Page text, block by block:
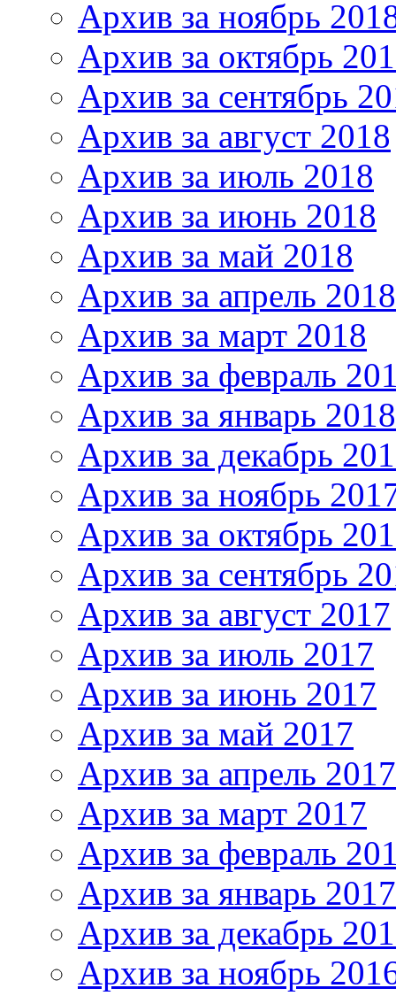
Архив за ноябрь
Архив за октябрь
Архив за сентябрь
Архив за август 2018
Архив за июль 2018
Архив за июнь 2018
Архив за май 2018
Архив за апрель 2018
Архив за март 2018
Архив за февраль
Архив за январь 2018
Архив за декабрь
Архив за ноябрь
Архив за октябрь
Архив за сентябрь
Архив за август 2017
Архив за июль 2017
Архив за июнь 2017
Архив за май 2017
Архив за апрель 2017
Архив за март 2017
Архив за февраль
Архив за январь 2017
Архив за декабрь
Архив за ноябрь